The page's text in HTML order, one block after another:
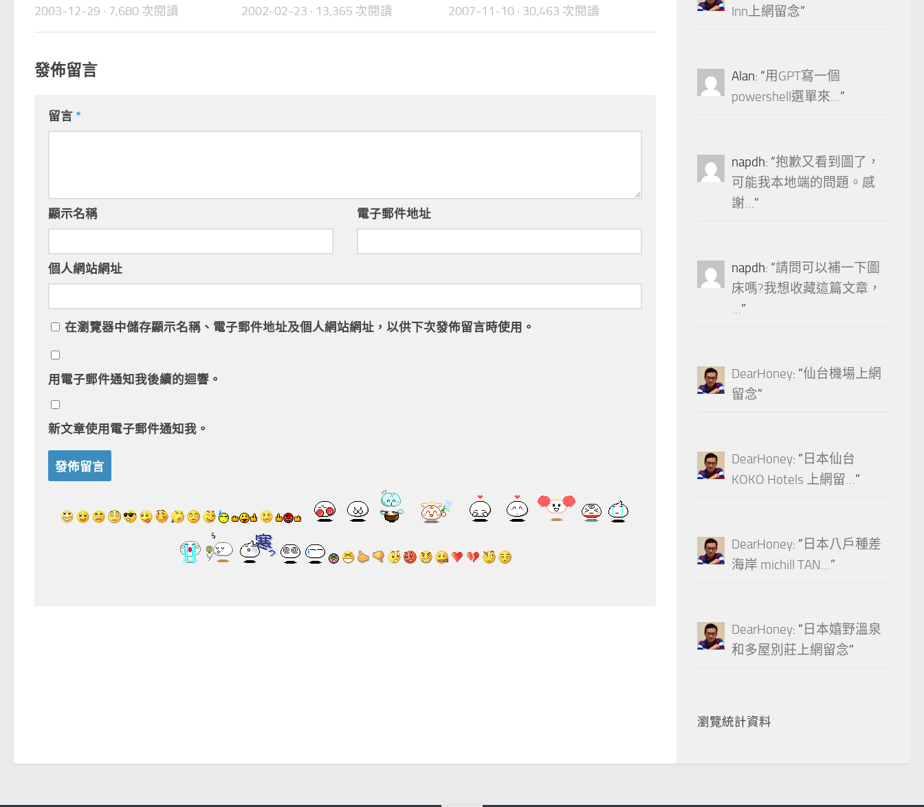
2003-12-29 · 7,680 次閱讀 2002-02-23 · 13,365 次閱讀 2007-11-10 · 30,463 次閱讀
發佈留言
留言 *
顯示名稱 電子郵件地址
個人網站網址
在瀏覽器中儲存顯示名稱、電子郵件地址及個人網站網址，以供下次發佈留言時使用。
用電子郵件通知我後續的迴響。
新文章使用電子郵件通知我。
Inn上網留念”
Alan: “用GPT寫一個
powershell選單來…”
napdh: “抱歉又看到圖了，
可能我本地端的問題。感
謝…”
napdh: “請問可以補一下圖
床嗎?我想收藏這篇文章，
…”
DearHoney: “仙台機場上網
留念”
DearHoney: “ 日本仙台
KOKO Hotels 上網留…”
DearHoney: “ 日本八戶種差
海岸 michill TAN…”
DearHoney: “ 日本嬉野溫泉
和多屋別莊上網留念”
瀏覽統計資料